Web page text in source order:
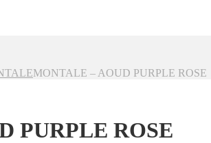
MONTALE – AOUD PURPLE ROSE
PURPLE ROSE